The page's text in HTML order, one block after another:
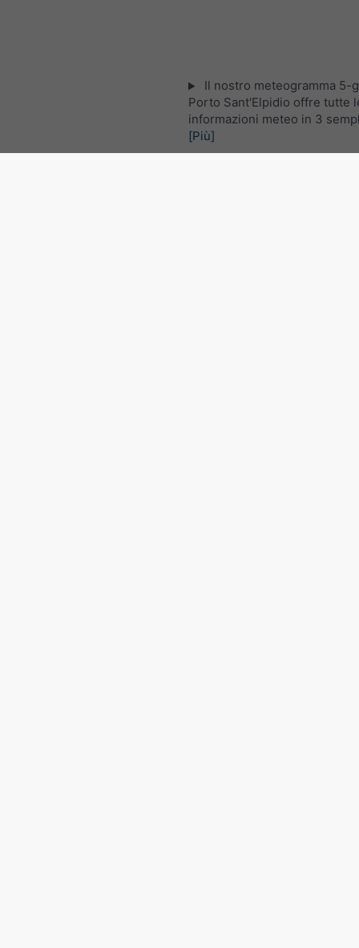
Il nostro meteogramma 5-
Porto Sant'Elpidio offre tutte
informazioni meteo in 3
[Più]